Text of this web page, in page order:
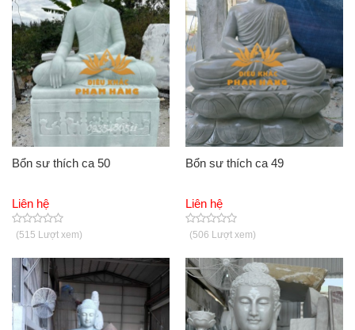
Bổn sư thích ca 50
Liên hệ
(515 Lượt xem)
Bổn sư thích ca 49
Liên hệ
(506 Lượt xem)